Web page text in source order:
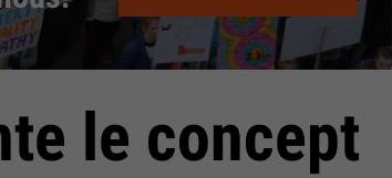
le concept